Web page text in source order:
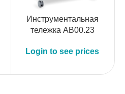
Инструментальная
тележка AB00.23
Login to see prices